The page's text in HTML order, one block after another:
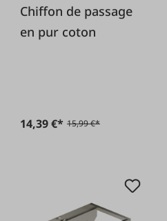
Chiffon de passage
en pur coton
14,39 €* 15,99 €*